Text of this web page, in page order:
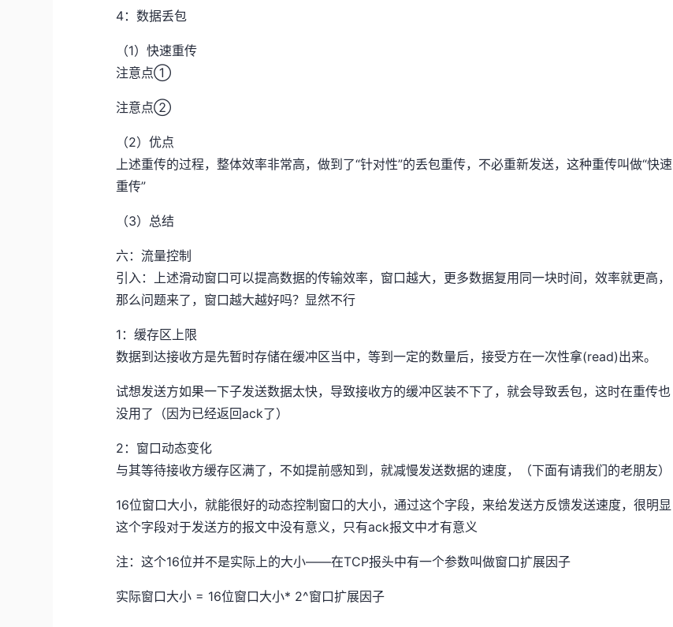
4：数据丢包
（1）快速重传
注意点①
注意点②
（2）优点
上述重传的过程，整体效率非常高，做到了“针对性”的丢包重传，不必重新发送，这种重传叫做“快速
重传”
（3）总结
六：流量控制
引入：上述滑动窗口可以提高数据的传输效率，窗口越大，更多数据复用同一块时间，效率就更高，
那么问题来了，窗口越大越好吗？显然不行
1：缓存区上限
数据到达接收方是先暂时存储在缓冲区当中，等到一定的数量后，接受方在一次性拿(read)出来。
试想发送方如果一下子发送数据太快，导致接收方的缓冲区装不下了，就会导致丢包，这时在重传也
没用了（因为已经返回ack了）
2：窗口动态变化
与其等待接收方缓存区满了，不如提前感知到，就减慢发送数据的速度，（下面有请我们的老朋友）
16位窗口大小，就能很好的动态控制窗口的大小，通过这个字段，来给发送方反馈发送速度，很明显
这个字段对于发送方的报文中没有意义，只有ack报文中才有意义
注：这个16位并不是实际上的大小——在TCP报头中有一个参数叫做窗口扩展因子
实际窗口大小 = 16位窗口大小* 2^窗口扩展因子